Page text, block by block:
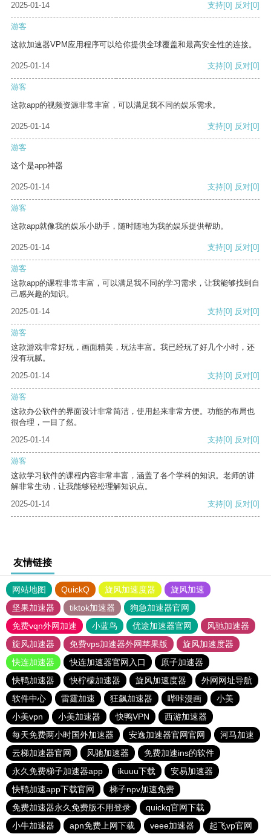
2025-01-14 支持[0] 反对[0]
游客
这款加速器VPM应用程序可以给你提供全球覆盖和最高安全性的连接。
2025-01-14 支持[0] 反对[0]
游客
这款app的视频资源非常丰富，可以满足我不同的娱乐需求。
2025-01-14 支持[0] 反对[0]
游客
这个是app神器
2025-01-14 支持[0] 反对[0]
游客
这款app就像我的娱乐小助手，随时随地为我的娱乐提供帮助。
2025-01-14 支持[0] 反对[0]
游客
这款app的课程非常丰富，可以满足我不同的学习需求，让我能够找到自
己感兴趣的知识。
2025-01-14
支持[0] 反对[0]
游客
这款游戏非常好玩，画面精美，玩法丰富。我已经玩了好几个小时，还
没有玩腻。
2025-01-14
支持[0] 反对[0]
游客
这款办公软件的界面设计非常简洁，使用起来非常方便。功能的布局也
很合理，一目了然。
2025-01-14
支持[0] 反对[0]
游客
这款学习软件的课程内容非常丰富，涵盖了各个学科的知识。老师的讲
解非常生动，让我能够轻松理解知识点。
2025-01-14
支持[0] 反对[0]
友情链接
网站地图 QuickQ 旋风加速度器
旋风加速
坚果加速器
tiktok加速器
狗急加速器官网
免费vqn外网加速
小蓝鸟 优途加速器官网
风驰加速器
旋风加速器
免费vps加速器外网苹果版
旋风加速度器
快连加速器
快连加速器官网入口
原子加速器
快鸭加速器
快柠檬加速器 旋风加速度器
外网网址导航
软件中心
雷霆加速 狂飙加速器 哔咔漫画
小美
小美vpn
小美加速器 快鸭VPN
西游加速器
每天免费两小时国外加速器
安逸加速器官网官网
河马加速
云梯加速器官网
风驰加速器
免费加速ins的软件
永久免费梯子加速器app
ikuuu下载
安易加速器
快鸭加速app下载官网
梯子npv加速免费
免费加速器永久免费版不用登录
quickq官网下载
小牛加速器
apn免费上网下载 veee加速器 起飞vp官网